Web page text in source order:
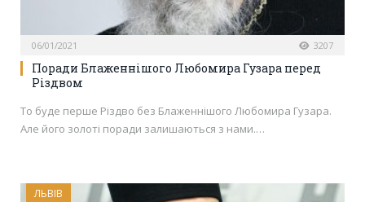
06/01/2021 3207
Поради Блаженнішого Любомира Гузара перед
Різдвом
То буде перше Різдво без Блаженнішого Любомира Гузара.
Але його золоті поради залишаються з нами.…
ЛЬВІВ